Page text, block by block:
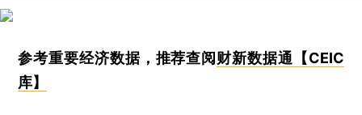
参考重要经济数据，推荐查阅 财新数据通【CEIC
库】